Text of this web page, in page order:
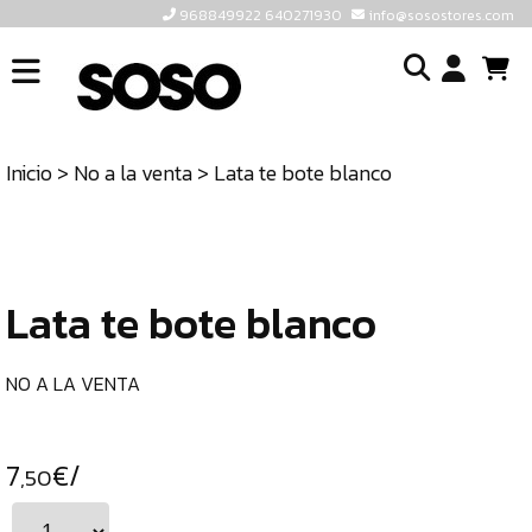
968849922 640271930 info@sosostores.com
INICIO
TIENDA
640271930
Inicio> No a la venta> Lata te bote blanco
Lata te bote blanco
NO A LA VENTA
7,50€/